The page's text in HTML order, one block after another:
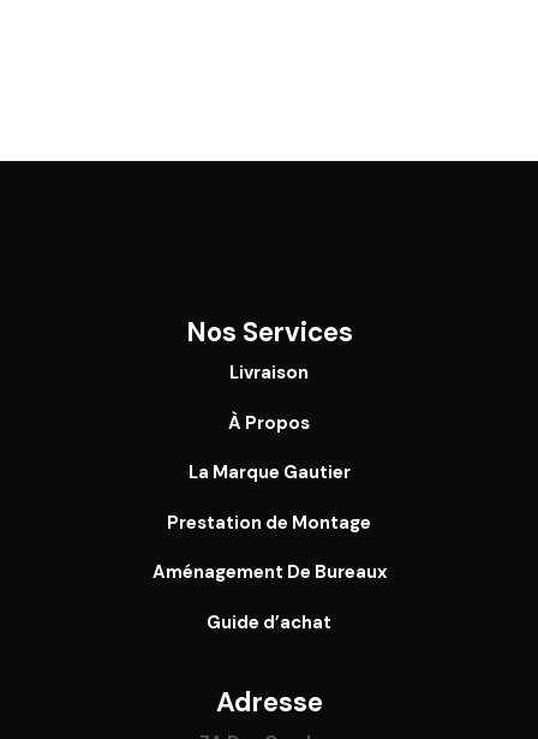
Nos Services
Livraison
À Propos
La Marque Gautier
Prestation de Montage
Aménagement De Bureaux
Guide d’achat
Adresse